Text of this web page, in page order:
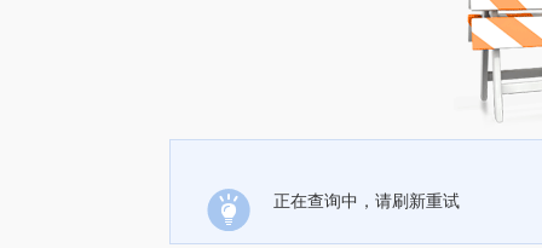
正在查询中，请刷新重试